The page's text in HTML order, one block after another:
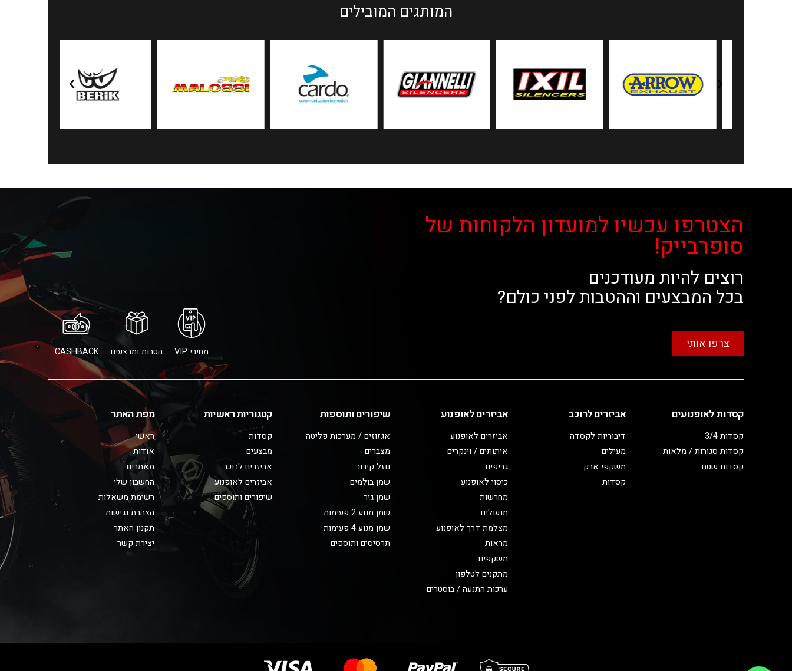
המותגים המובילים
הצטרפו עכשיו למועדון הלקוחות של
סופרבייק!
רוצים להיות מעודכנים
בכל המבצעים וההטבות לפני כולם?
צרפו אותי
מחירי VIP הטבות ומבצעים CASHBACK
קסדות לאופנועים
קסדות 3/4
קסדות סגורות / מלאות
קסדות שטח
אביזרים לרוכב
דיבוריות לקסדה
מעילים
משקפי אבק
קסדות
אביזרים לאופנוע
אביזרים לאופנוע
איתותים / וינקרים
גריפים
כיסוי לאופנוע
מחרשות
מנעולים
מצלמת דרך לאופנוע
מראות
משקפים
מתקנים לטלפון
ערכות התנעה / בוסטרים
שיפורים ותוספות
אגזוזים / מערכות פליטה
מצברים
נוזל קירור
שמן בולמים
שמן גיר
שמן מנוע 2 פעימות
שמן מנוע 4 פעימות
תרסיסים ותוספים
קטגוריות ראשיות
קסדות
מבצעים
אביזרים לרוכב
אביזרים לאופנוע
שיפורים ותוספים
מפת האתר
ראשי
אודות
מאמרים
החשבון שלי
רשימת משאלות
הצהרת נגישות
תקנון האתר
יצירת קשר